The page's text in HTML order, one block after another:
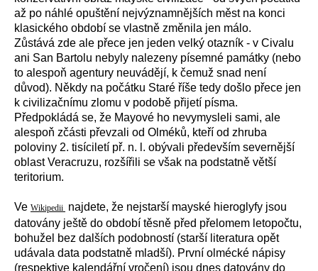
až po náhlé opuštění nejvýznamnějších měst na konci
klasického období se vlastně změnila jen málo.
Zůstává zde ale přece jen jeden velký otazník - v Civalu
ani San Bartolu nebyly nalezeny písemné památky (nebo
to alespoň agentury neuvádějí, k čemuž snad není
důvod). Někdy na počátku Staré říše tedy došlo přece jen
k civilizačnímu zlomu v podobě přijetí písma.
Předpokládá se, že Mayové ho nevymysleli sami, ale
alespoň zčásti převzali od Olméků, kteří od zhruba
poloviny 2. tisíciletí př. n. l. obývali především severnější
oblast Veracruzu, rozšířili se však na podstatně větší
teritorium.
Ve Wikipedii najdete, že nejstarší mayské hieroglyfy jsou
datovány ještě do období těsně před přelomem letopočtu,
bohužel bez dalších podobností (starší literatura opět
udávala data podstatně mladší). První olmécké nápisy
(respektive kalendářní vročení) jsou dnes datovány do